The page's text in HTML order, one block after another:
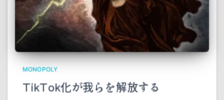
MONOPOLY
TikTok化が我らを解放する